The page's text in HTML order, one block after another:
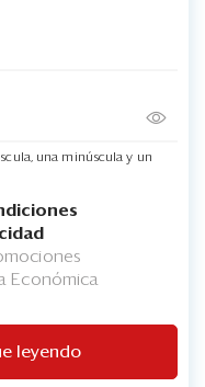
una minúscula y un
Económica
leyendo